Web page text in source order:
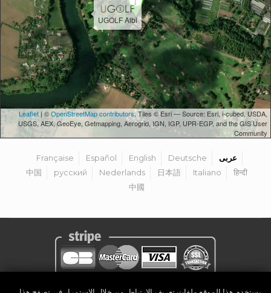
UGOLF Albi
Leaflet| ©OpenStreetMap contributors, Tiles © Esri — Source: Esri, i-cubed, USDA,
USGS, AEX, GeoEye, Getmapping, Aerogrid, IGN, IGP, UPR-EGP, and the GIS User
Community
عربى Deutsche
English
Español
Française
हिन्दी
Italiano
日本語
Nederlands
русский
中国
中國